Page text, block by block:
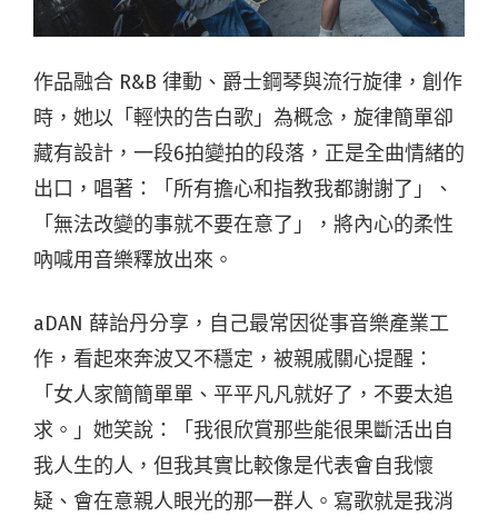
作品融合 R&B 律動、爵士鋼琴與流行旋律，創作
時，她以「輕快的告白歌」為概念，旋律簡單卻
藏有設計，一段6拍變拍的段落，正是全曲情緒的
出口，唱著：「所有擔心和指教我都謝謝了」、
「無法改變的事就不要在意了」，將內心的柔性
吶喊用音樂釋放出來。
aDAN 薛詒丹分享，自己最常因從事音樂產業工
作，看起來奔波又不穩定，被親戚關心提醒：
「女人家簡簡單單、平平凡凡就好了，不要太追
求。」她笑說：「我很欣賞那些能很果斷活出自
我人生的人，但我其實比較像是代表會自我懷
疑、會在意親人眼光的那一群人。寫歌就是我消